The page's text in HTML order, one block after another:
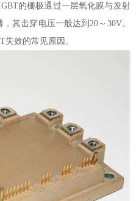
的栅极通过一层氧化膜与发射
其击穿电压一般达到20～30V。
效的常见原因。